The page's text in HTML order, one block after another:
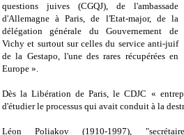
questions juives (CGQJ), de l'ambassade
d'Allemagne à Paris, de l'Etat-major, de la
délégation générale du Gouvernement de
Vichy et surtout sur celles du service anti-juif
de la Gestapo, l'une des rares récupérées en
Europe ».
Dès la Libération de Paris, le CDJC «
d'étudier le processus qui avait conduit à la
Léon Poliakov (1910-1997),